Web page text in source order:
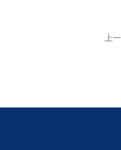
上